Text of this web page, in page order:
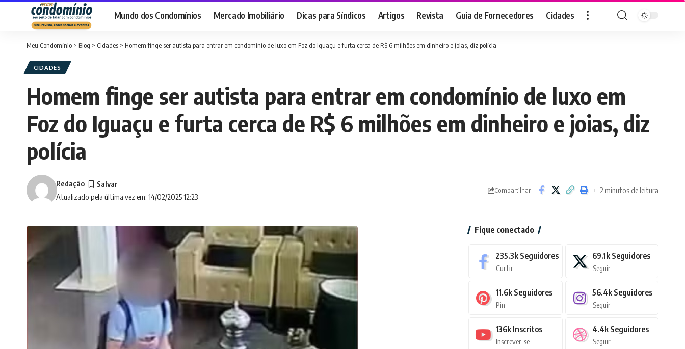
Mundo dos Condomínios Mercado Imobiliário Dicas para Síndicos Artigos Revista Guia de Fornecedores Cidades
Meu Condomínio > Blog > Cidades > Homem finge ser autista para entrar em condomínio de luxo em Foz do Iguaçu e furta cerca de R$ 6 milhões em dinheiro e joias, diz polícia
CIDADES
Homem finge ser autista para entrar em condomínio de luxo em
Foz do Iguaçu e furta cerca de R$ 6 milhões em dinheiro e joias, diz
polícia
Atualizado pela última vez em: 14/02/2025 12:23
Redação
Compartilhar 2 minutos de leitura
Fique conectado
235.3k Seguidores
Curtir
69.1k Seguidores
Seguir
11.6k Seguidores
Pin
56.4k Seguidores
Seguir
136k Inscritos
Inscrever-se
4.4k Seguidores
Seguir